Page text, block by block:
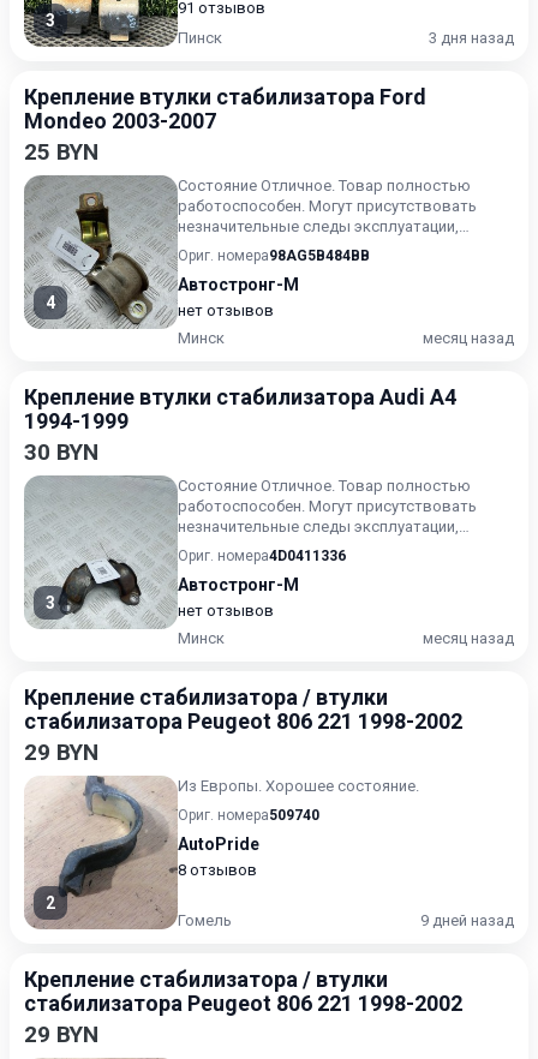
3
91 отзывов
Пинск
3 дня назад
Крепление втулки стабилизатора Ford
Mondeo 2003-2007
25 BYN
4
Состояние Отличное. Товар полностью
работоспособен. Могут присутствовать
незначительные следы эксплуатации,
царапины на лакокрасочном покрыт...
Ориг. номера98AG5B484BB
Автостронг-М
нет отзывов
Минск
месяц назад
Крепление втулки стабилизатора Audi A4
1994-1999
30 BYN
3
Состояние Отличное. Товар полностью
работоспособен. Могут присутствовать
незначительные следы эксплуатации,
царапины на лакокрасочном покрыт...
Ориг. номера4D0411336
Автостронг-М
нет отзывов
Минск
месяц назад
Крепление стабилизатора / втулки
стабилизатора Peugeot 806 221 1998-2002
29 BYN
2
Из Европы. Хорошее состояние.
Ориг. номера509740
AutoPride
8 отзывов
Гомель 9 дней назад
Крепление стабилизатора / втулки
стабилизатора Peugeot 806 221 1998-2002
29 BYN